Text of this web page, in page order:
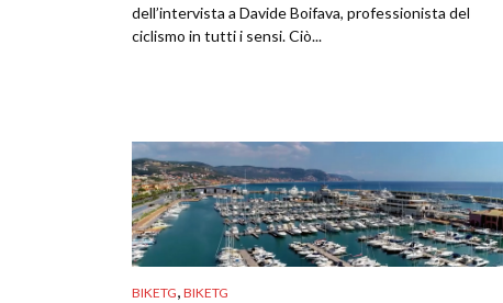
dell’intervista a Davide Boifava, professionista del
ciclismo in tutti i sensi. Ciò...
BIKETG, BIKETG